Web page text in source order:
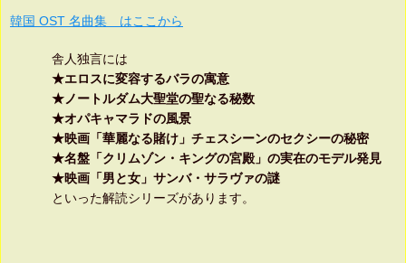
韓国 OST 名曲集 はここから
舎人独言には
★エロスに変容するバラの寓意
★ノートルダム大聖堂の聖なる秘数
★オパキャマラドの風景
★映画「華麗なる賭け」チェスシーンのセクシーの秘密
★名盤「クリムゾン・キングの宮殿」の実在のモデル発見
★映画「男と女」サンバ・サラヴァの謎
といった解読シリーズがあります。